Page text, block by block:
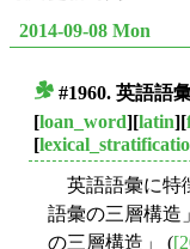
2014-09-08 Mon
#1960. 英語語
[loan_word][latin][
[
英語語彙に特
語彙の三層構造
の三層構造」 (